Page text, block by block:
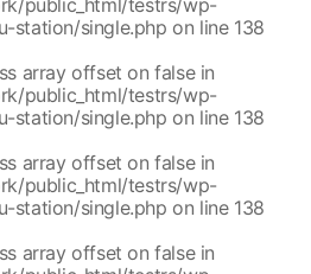
public_html/testrs/wp-
station/single.php
public_html/testrs/wp-
station/single.php
public_html/testrs/wp-
station/single.php
public_html/testrs/wp-
station/single.php
public_html/testrs/wp-
station/single.php
public_html/testrs/wp-
station/single.php
public_html/testrs/wp-
station/single.php on line 138
array offset on false in
public_html/testrs/wp-
station/single.php on line 138
array offset on false in
public_html/testrs/wp-
station/single.php on line 138
array offset on false in